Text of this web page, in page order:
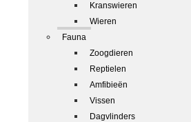
Kranswieren
Wieren
Fauna
Zoogdieren
Reptielen
Amfibieën
Vissen
Dagvlinders